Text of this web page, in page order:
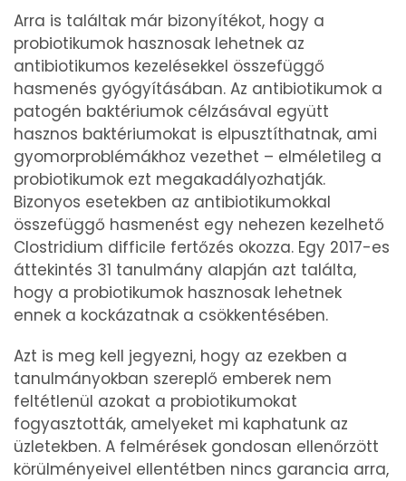
Arra is találtak már bizonyítékot, hogy a
probiotikumok hasznosak lehetnek az
antibiotikumos kezelésekkel összefüggő
hasmenés gyógyításában. Az antibiotikumok a
patogén baktériumok célzásával együtt
hasznos baktériumokat is elpusztíthatnak, ami
gyomorproblémákhoz vezethet – elméletileg a
probiotikumok ezt megakadályozhatják.
Bizonyos esetekben az antibiotikumokkal
összefüggő hasmenést egy nehezen kezelhető
Clostridium difficile fertőzés okozza. Egy 2017-es
áttekintés 31 tanulmány alapján azt találta,
hogy a probiotikumok hasznosak lehetnek
ennek a kockázatnak a csökkentésében.
Azt is meg kell jegyezni, hogy az ezekben a
tanulmányokban szereplő emberek nem
feltétlenül azokat a probiotikumokat
fogyasztották, amelyeket mi kaphatunk az
üzletekben. A felmérések gondosan ellenőrzött
körülményeivel ellentétben nincs garancia arra,